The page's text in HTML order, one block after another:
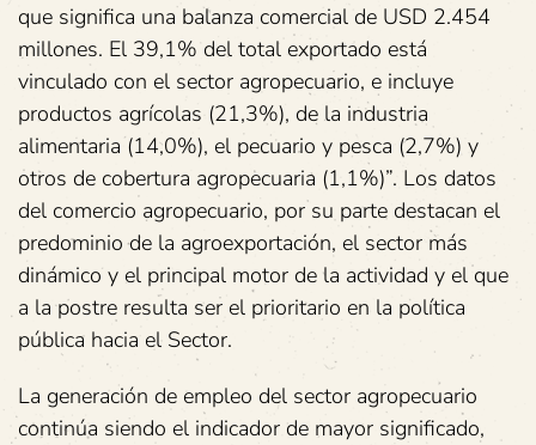
que significa una balanza comercial de USD 2.454
millones. El 39,1% del total exportado está
vinculado con el sector agropecuario, e incluye
productos agrícolas (21,3%), de la industria
alimentaria (14,0%), el pecuario y pesca (2,7%) y
otros de cobertura agropecuaria (1,1%)”. Los datos
del comercio agropecuario, por su parte destacan el
predominio de la agroexportación, el sector más
dinámico y el principal motor de la actividad y el que
a la postre resulta ser el prioritario en la política
pública hacia el Sector.
La generación de empleo del sector agropecuario
continúa siendo el indicador de mayor significado,